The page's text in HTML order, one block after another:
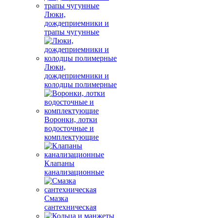
Люки,
дождеприемники и
трапы чугунные
Люки,
дождеприемники и
колодцы полимерные
Воронки, лотки
водосточные и
комплектующие
Клапаны
канализационные
Смазка
сантехническая